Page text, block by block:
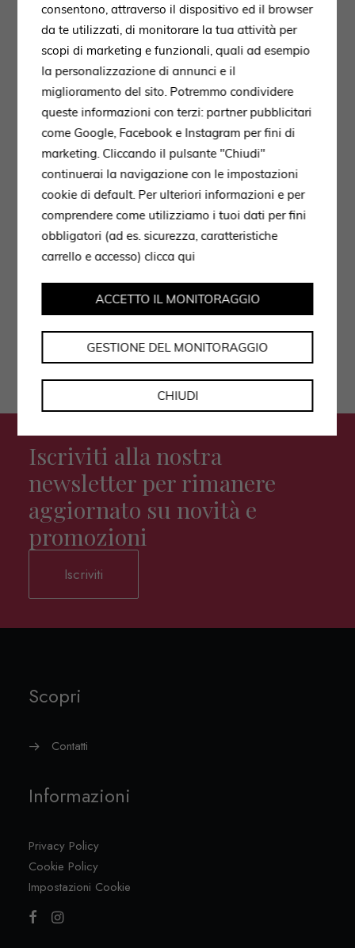
Autorizzo il trattamento dei dati secondo
l'informativa privacy policy.
Iscriviti alla nostra
newsletter per rimanere
aggiornato su novità e
promozioni
Iscriviti
Scopri
Contatti
Informazioni
Privacy Policy
Cookie Policy
Impostazioni Cookie
consentono, attraverso il dispositivo ed il browser
da te utilizzati, di monitorare la tua attività per
scopi di marketing e funzionali, quali ad esempio
la personalizzazione di annunci e il
miglioramento del sito. Potremmo condividere
queste informazioni con terzi: partner pubblicitari
come Google, Facebook e Instagram per fini di
marketing. Cliccando il pulsante "Chiudi"
continuerai la navigazione con le impostazioni
cookie di default. Per ulteriori informazioni e per
comprendere come utilizziamo i tuoi dati per fini
obbligatori (ad es. sicurezza, caratteristiche
carrello e accesso)clicca qui
CHIUDI
GESTIONE DEL MONITORAGGIO
ACCETTO IL MONITORAGGIO